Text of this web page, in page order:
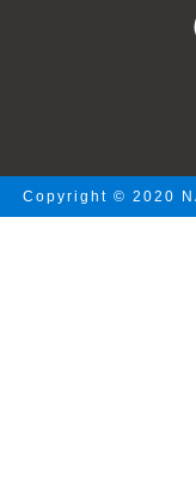
Copyright © 2020